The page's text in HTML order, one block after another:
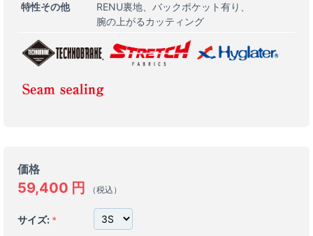
特性その他
RENU裏地
バックポケット有り
腕の上がるカッティング
価格
59,400 円 （税込）
サイズ: